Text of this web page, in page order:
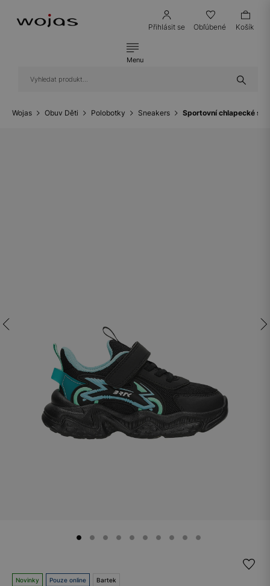
Přihlásit se Obľúbené Košík
Menu
Wojas Obuv Děti Polobotky Sneakers Sportovní chlapecké
Novinky Pouze online Bartek